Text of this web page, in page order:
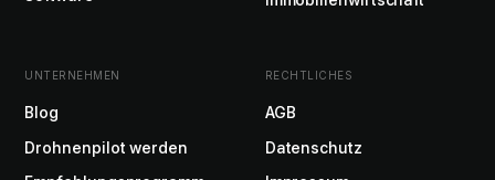
UNTERNEHMEN
Blog
Drohnenpilot werden
RECHTLICHES
AGB
Datenschutz